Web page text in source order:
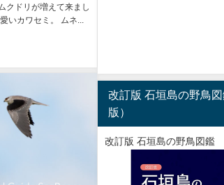
クドリが増えて来まし
いカワセミ。 ムネ...
改訂版 石垣島の野鳥
版）
改訂版 石垣島の野鳥図鑑